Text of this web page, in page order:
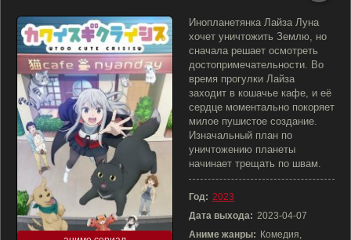
Инопланетянка Лайза Луна
хочет уничтожить Землю, но
сначала решает осмотреть
достопримечательности. Во
время прогулки Лайза
заходит в кошачье кафе, и её
сердце моментально покоряет
милое пушистое создание.
Изначальный план по
уничтожению планеты
начинает трещать по швам.
Год: 2023
Дата выхода: 2023-04-07
Аниме жанры: Комедия,